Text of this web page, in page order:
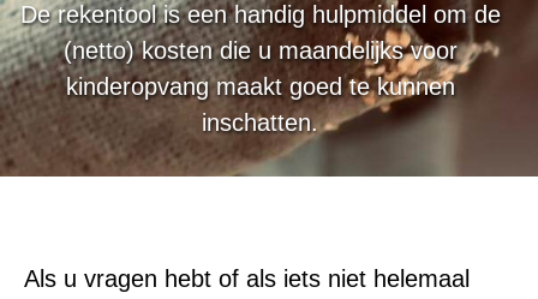
De rekentool is een handig hulpmiddel om de
(netto) kosten die u maandelijks voor
kinderopvang maakt goed te kunnen
inschatten.
Als u vragen hebt of als iets niet helemaal